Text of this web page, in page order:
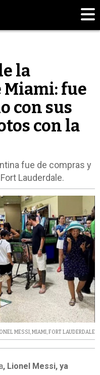
la
fue
con sus
con la
fue de compras y
Lauderdale.
MESSI,MIAMI,FORT LAUDERDALE
, Lionel Messi, ya